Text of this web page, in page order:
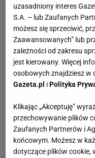
uzasadniony interes
S.A. – lub Zaufanych
możesz się sprzeciwić,
Zaawansowanych” lub
zależności od zakresu
jest kierowany. Więcej
osobowych znajdziesz w
Gazeta.pl iPolityka
Klikając „Akceptuję”
przechowywanie plików
Zaufanych Partnerów i
końcowym. Możesz w
dotyczące plików cookie,